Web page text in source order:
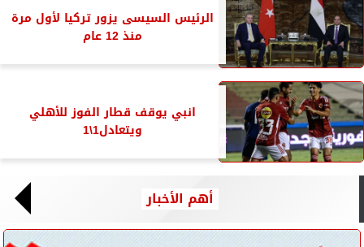
الرئيس السيسى يزور تركيا لأول مرة
منذ 12 عام
انبي يوقف قطار الفوز للأهلي
ويتعادل1\1
أهم الأخبار